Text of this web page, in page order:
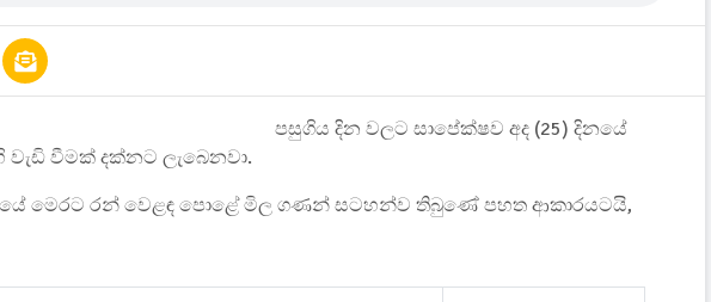
පසුගිය දින වලට සාපේක්ෂව අද (25) දිනයේ
වැඩි වීමක් දක්නට ලැබෙනවා.
මෙරට රන් වෙළඳ පොළේ මිල ගණන් සටහන්ව තිබුණේ පහත ආකාරයටයි,